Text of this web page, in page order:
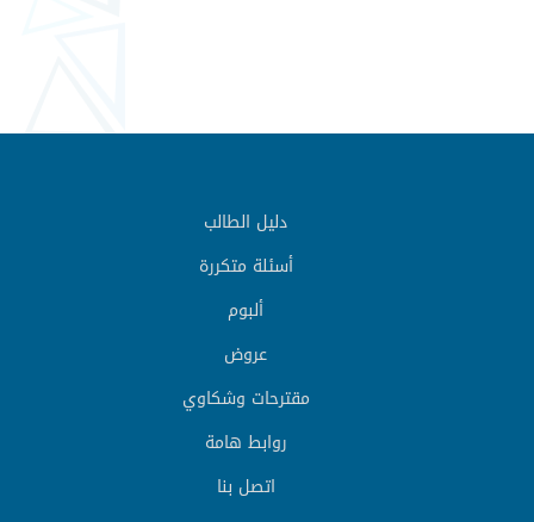
دليل الطالب
أسئلة متكررة
ألبوم
عروض
مقترحات وشكاوي
روابط هامة
اتصل بنا